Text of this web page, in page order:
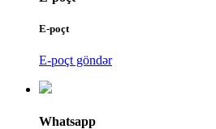
E-poçt
E-poçt göndər
Whatsapp